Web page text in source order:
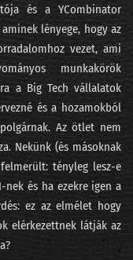
réme
hu
bedönti a világot
252 - Írjanak-e AI-jal beadandót a műegyetemisták?
lusta LLM-ek?
és a YCombinator
lényege, hogy az
vezet, ami
munkakörök
a Big Tech vállalatok
és a hozamokból
Az ötlet nem
Nekünk (és másoknak
tényleg lesz-e
és ha ezekre igen a
ez az elmélet hogy
elérkezettnek látják az